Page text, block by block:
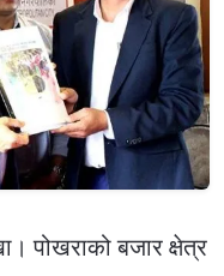
पोखराको बजार क्षेत्र